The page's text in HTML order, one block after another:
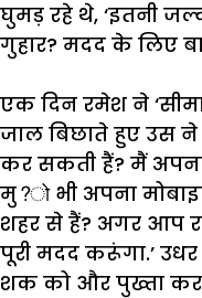
घुमड़ रहे थे, ‘इतनी
गुहार? मदद के लिए
एक दिन रमेश ने ‘
जाल बिछाते हुए उस ने
कर सकती हैं? मैं
मु? भी अपना
शहर से हैं? अगर आप
पूरी मदद करूंगा.’ उधर
शक को और पुख्ता कर